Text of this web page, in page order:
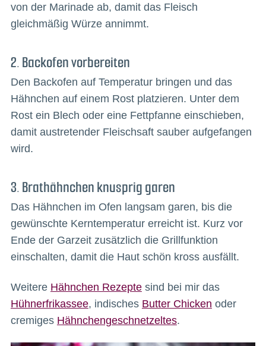
von der Marinade ab, damit das Fleisch
gleichmäßig Würze annimmt.
2. Backofen vorbereiten
Den Backofen auf Temperatur bringen und das
Hähnchen auf einem Rost platzieren. Unter dem
Rost ein Blech oder eine Fettpfanne einschieben,
damit austretender Fleischsaft sauber aufgefangen
wird.
3. Brathähnchen knusprig garen
Das Hähnchen im Ofen langsam garen, bis die
gewünschte Kerntemperatur erreicht ist. Kurz vor
Ende der Garzeit zusätzlich die Grillfunktion
einschalten, damit die Haut schön kross ausfällt.
Weitere Hähnchen Rezeptesind bei mir das
Hühnerfrikassee, indisches Butter Chicken oder
cremiges Hähnchengeschnetzeltes.